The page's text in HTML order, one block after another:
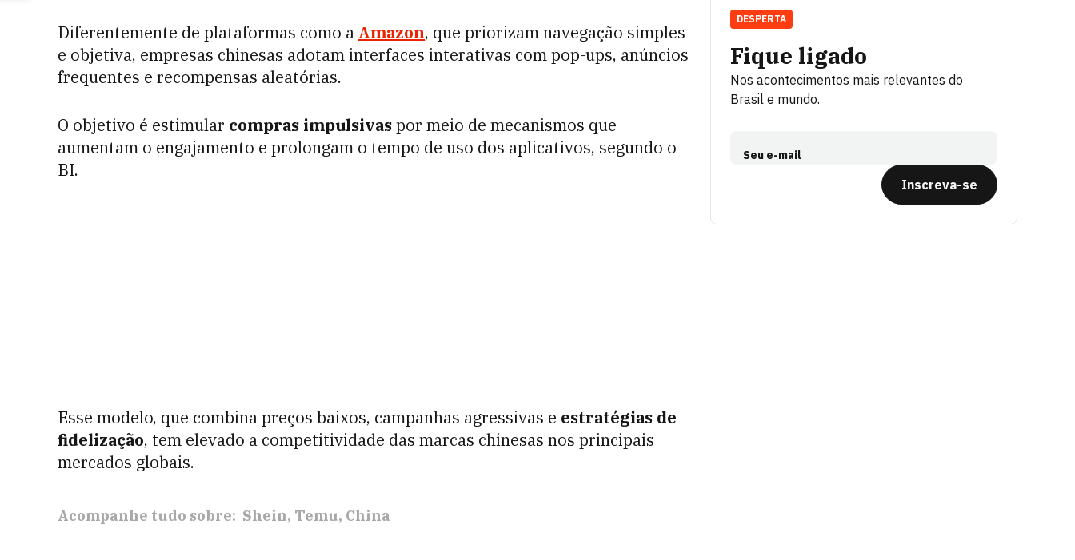
Diferentemente de plataformas como a Amazon, que priorizam navegação simples
e objetiva, empresas chinesas adotam interfaces interativas com pop-ups, anúncios
frequentes e recompensas aleatórias.
O objetivo é estimular compras impulsivaspor meio de mecanismos que
aumentam o engajamento e prolongam o tempo de uso dos aplicativos, segundo o
BI.
Esse modelo, que combina preços baixos, campanhas agressivas e estratégias de
fidelização, tem elevado a competitividade das marcas chinesas nos principais
mercados globais.
Acompanhe tudo sobre: Shein Temu China
Fique ligado
Nos acontecimentos mais relevantes do
Brasil e mundo.
Seu e-mail
Inscreva-se
DESPERTA